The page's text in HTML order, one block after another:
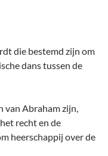
die bestemd zijn om
dans tussen de
van Abraham zijn,
recht en de
heerschappij over de